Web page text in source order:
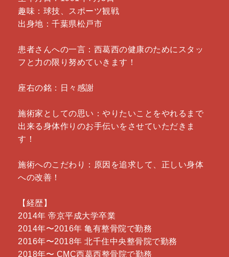
趣味：球技、スポーツ観戦
出身地：千葉県松戸市
患者さんへの一言：西葛西の健康のためにスタッ
フと力の限り努めていきます！
座右の銘：日々感謝
施術家としての思い：やりたいことをやれるまで
出来る身体作りのお手伝いをさせていただきま
す！
施術へのこだわり：原因を追求して、正しい身体
への改善！
【経歴】
2014年 帝京平成大学卒業
2014年〜2016年 亀有整骨院で勤務
2016年〜2018年 北千住中央整骨院で勤務
2018年〜 CMC西葛西整骨院で勤務